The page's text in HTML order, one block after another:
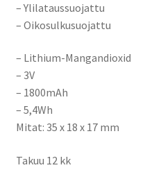
– Ylilataussuojattu
– Oikosulkusuojattu
– Lithium-Mangandioxid
– 3V
– 1800mAh
– 5,4Wh
Mitat: 35 x 18 x 17 mm
Takuu 12 kk